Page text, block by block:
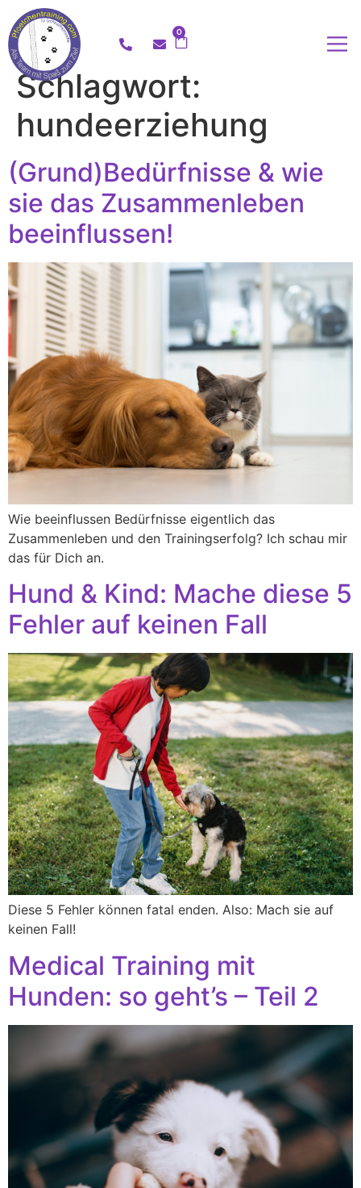
0
Schlagwort:
hundeerziehung
(Grund)Bedürfnisse & wie
sie das Zusammenleben
beeinflussen!
Wie beeinflussen Bedürfnisse eigentlich das
Zusammenleben und den Trainingserfolg? Ich schau mir
das für Dich an.
Hund & Kind: Mache diese 5
Fehler auf keinen Fall
Diese 5 Fehler können fatal enden. Also: Mach sie auf
keinen Fall!
Medical Training mit
Hunden: so geht’s – Teil 2